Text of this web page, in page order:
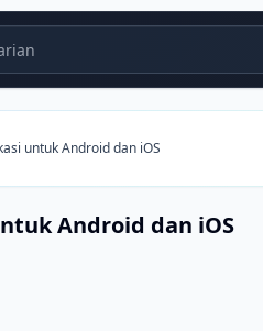
untuk Android dan iOS
Android dan iOS